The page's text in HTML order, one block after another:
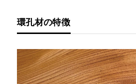
環孔材の特徴